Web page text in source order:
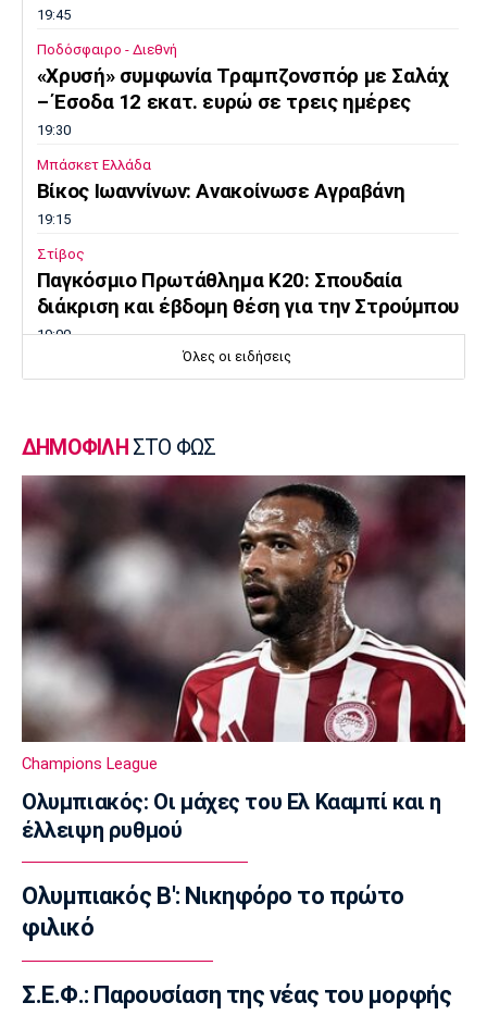
19:45
Ποδόσφαιρο - Διεθνή
«Χρυσή» συμφωνία Τραμπζονσπόρ με Σαλάχ
– Έσοδα 12 εκατ. ευρώ σε τρεις ημέρες
19:30
Μπάσκετ Ελλάδα
Βίκος Ιωαννίνων: Ανακοίνωσε Αγραβάνη
19:15
Στίβος
Παγκόσμιο Πρωτάθλημα Κ20: Σπουδαία
διάκριση και έβδομη θέση για την Στρούμπου
19:00
18:45
Ποδόσφαιρο - Διεθνή
Φιλική ήττα της Χαλ στο ντεμπούτο του
Τζολάκη
Εθνικές Μπάσκετ
Eurobasket U18: Με ανατροπή η Ελλάδα, 67-
65 τη Βουλγαρία
Βόλεϊ
ΕΟΠΕ: Τίμησε τον Κούβελο σε μια ξεχωριστή
βραδιά
18:00
Ποδόσφαιρο - Εθνικές Ομάδες
Νότια Κορέα: Η ομοσπονδία ζήτησε
συγγνώμη για την καταγγελία
17:45
για τον Τζαμτζή
Όλες οι ειδήσεις
ΔΗΜΟΦΙΛΗ ΣΤΟ ΦΩΣ
Champions League
Ολυμπιακός: Οι μάχες του Ελ Κααμπί και η
έλλειψη ρυθμού
Ολυμπιακός Β': Νικηφόρο το πρώτο
φιλικό
Σ.Ε.Φ.: Παρουσίαση της νέας του μορφής